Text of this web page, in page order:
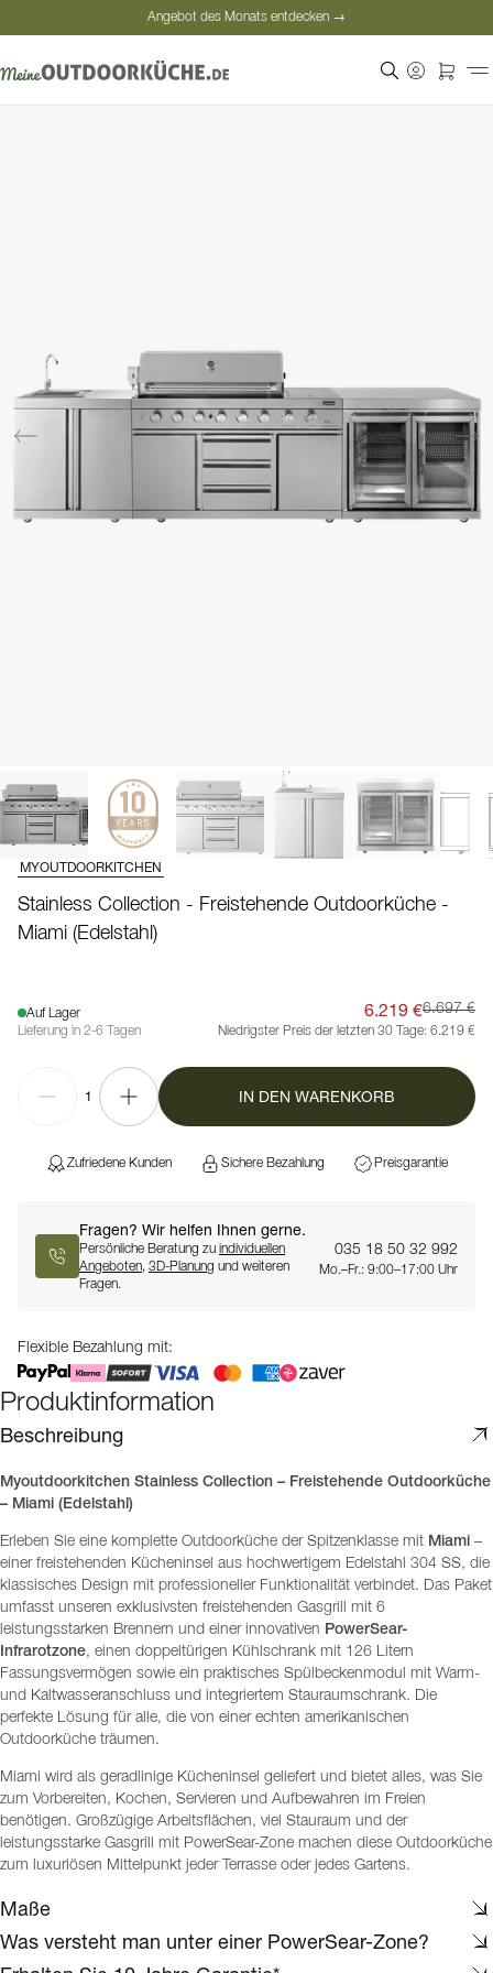
Angebot des Monats entdecken →
MYOUTDOORKITCHEN
Stainless Collection - Freistehende Outdoorküche -
Miami (Edelstahl)
Auf Lager
Lieferung in 2-6 Tagen
6.219 €6.697 €
Niedrigster Preis der letzten 30 Tage: 6.219 €
1 IN DEN WARENKORB
Zufriedene Kunden Sichere Bezahlung Preisgarantie
Fragen? Wir helfen Ihnen gerne.
Persönliche Beratung zu individuellen
Angeboten, 3D-Planung und weiteren
Fragen.
035 18 50 32 992
Mo.–Fr.: 9:00–17:00 Uhr
Flexible Bezahlung mit:
Produktinformation
Beschreibung
Myoutdoorkitchen Stainless Collection – Freistehende Outdoorküche
– Miami (Edelstahl)
Erleben Sie eine komplette Outdoorküche der Spitzenklasse mit Miami –
einer freistehenden Kücheninsel aus hochwertigem Edelstahl 304 SS, die
klassisches Design mit professioneller Funktionalität verbindet. Das Paket
umfasst unseren exklusivsten freistehenden Gasgrill mit 6
leistungsstarken Brennern und einer innovativen PowerSear-
Infrarotzone, einen doppeltürigen Kühlschrank mit 126 Litern
Fassungsvermögen sowie ein praktisches Spülbeckenmodul mit Warm-
und Kaltwasseranschluss und integriertem Stauraumschrank. Die
perfekte Lösung für alle, die von einer echten amerikanischen
Outdoorküche träumen.
Miami wird als geradlinige Kücheninsel geliefert und bietet alles, was Sie
zum Vorbereiten, Kochen, Servieren und Aufbewahren im Freien
benötigen. Großzügige Arbeitsflächen, viel Stauraum und der
leistungsstarke Gasgrill mit PowerSear-Zone machen diese Outdoorküche
zum luxuriösen Mittelpunkt jeder Terrasse oder jedes Gartens.
Maße
Was versteht man unter einer PowerSear-Zone?